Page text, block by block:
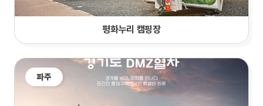
평화누리 캠핑장
파주